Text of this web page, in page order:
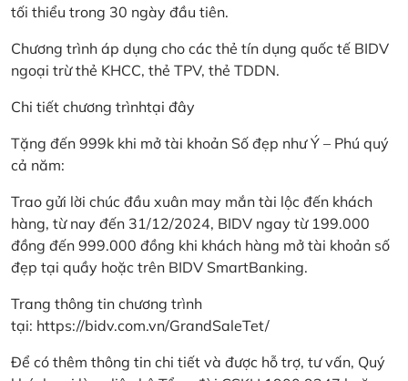
tối thiểu trong 30 ngày đầu tiên.
Chương trình áp dụng cho các thẻ tín dụng quốc tế BIDV
ngoại trừ thẻ KHCC, thẻ TPV, thẻ TDDN.
Chi tiết chương trìnhtại đây
Tặng đến 999k khi mở tài khoản Số đẹp như Ý – Phú quý
cả năm:
Trao gửi lời chúc đầu xuân may mắn tài lộc đến khách
hàng, từ nay đến 31/12/2024, BIDV ngay từ 199.000
đồng đến 999.000 đồng khi khách hàng mở tài khoản số
đẹp tại quầy hoặc trên BIDV SmartBanking.
Trang thông tin chương trình
tại: https://bidv.com.vn/GrandSaleTet/
Để có thêm thông tin chi tiết và được hỗ trợ, tư vấn, Quý